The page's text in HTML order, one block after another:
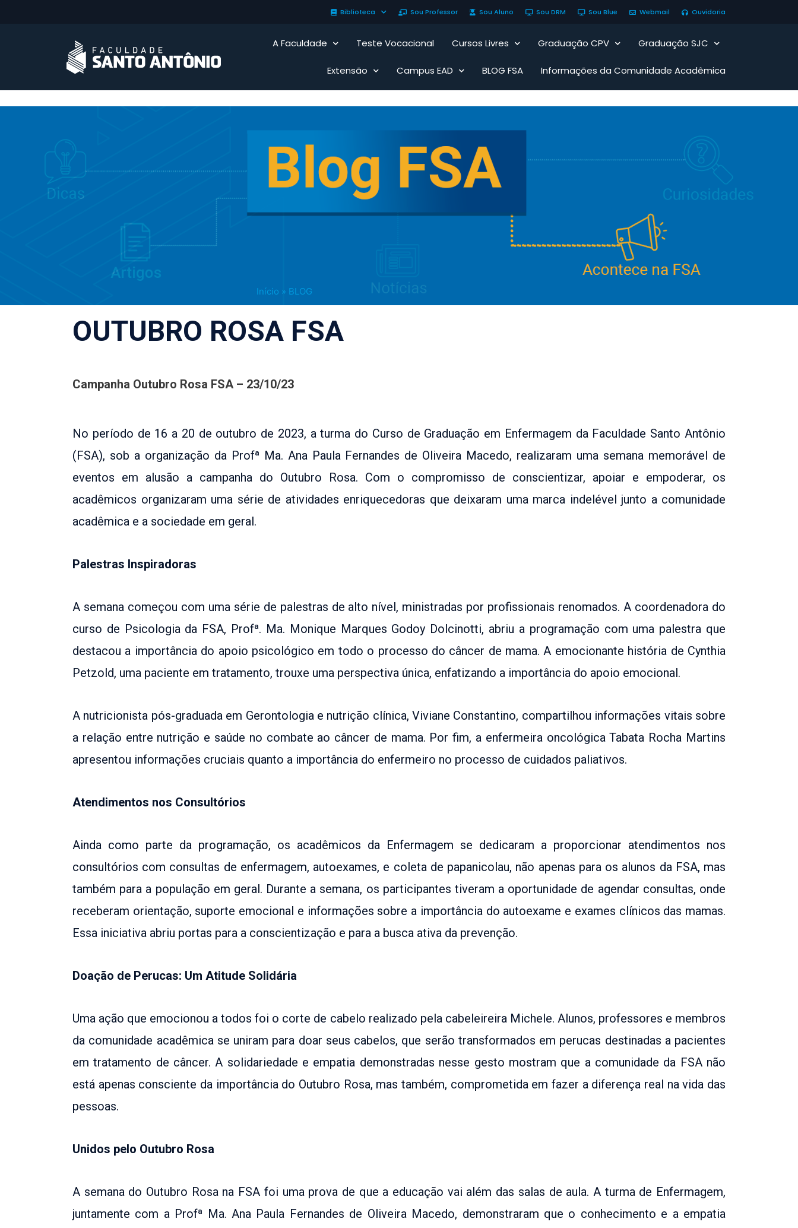
Biblioteca Sou Professor Sou Aluno Sou DRM Sou Blue Webmail Ouvidoria
A Faculdade Teste Vocacional Cursos Livres Graduação CPV Graduação SJC
Extensão Campus EAD BLOG FSA Informações da Comunidade Acadêmica
Início » BLOG
OUTUBRO ROSA FSA
Campanha Outubro Rosa FSA – 23/10/23
No período de 16 a 20 de outubro de 2023, a turma do Curso de Graduação em Enfermagem da Faculdade Santo Antônio
(FSA), sob a organização da Profª Ma. Ana Paula Fernandes de Oliveira Macedo, realizaram uma semana memorável de
eventos em alusão a campanha do Outubro Rosa. Com o compromisso de conscientizar, apoiar e empoderar, os
acadêmicos organizaram uma série de atividades enriquecedoras que deixaram uma marca indelével junto a comunidade
acadêmica e a sociedade em geral.
Palestras Inspiradoras
A semana começou com uma série de palestras de alto nível, ministradas por profissionais renomados. A coordenadora do
curso de Psicologia da FSA, Profª. Ma. Monique Marques Godoy Dolcinotti, abriu a programação com uma palestra que
destacou a importância do apoio psicológico em todo o processo do câncer de mama. A emocionante história de Cynthia
Petzold, uma paciente em tratamento, trouxe uma perspectiva única, enfatizando a importância do apoio emocional.
A nutricionista pós-graduada em Gerontologia e nutrição clínica, Viviane Constantino, compartilhou informações vitais sobre
a relação entre nutrição e saúde no combate ao câncer de mama. Por fim, a enfermeira oncológica Tabata Rocha Martins
apresentou informações cruciais quanto a importância do enfermeiro no processo de cuidados paliativos.
Atendimentos nos Consultórios
Ainda como parte da programação, os acadêmicos da Enfermagem se dedicaram a proporcionar atendimentos nos
consultórios com consultas de enfermagem, autoexames, e coleta de papanicolau, não apenas para os alunos da FSA, mas
também para a população em geral. Durante a semana, os participantes tiveram a oportunidade de agendar consultas, onde
receberam orientação, suporte emocional e informações sobre a importância do autoexame e exames clínicos das mamas.
Essa iniciativa abriu portas para a conscientização e para a busca ativa da prevenção.
Doação de Perucas: Um Atitude Solidária
Uma ação que emocionou a todos foi o corte de cabelo realizado pela cabeleireira Michele. Alunos, professores e membros
da comunidade acadêmica se uniram para doar seus cabelos, que serão transformados em perucas destinadas a pacientes
em tratamento de câncer. A solidariedade e empatia demonstradas nesse gesto mostram que a comunidade da FSA não
está apenas consciente da importância do Outubro Rosa, mas também, comprometida em fazer a diferença real na vida das
pessoas.
Unidos pelo Outubro Rosa
A semana do Outubro Rosa na FSA foi uma prova de que a educação vai além das salas de aula. A turma de Enfermagem,
juntamente com a Profª Ma. Ana Paula Fernandes de Oliveira Macedo, demonstraram que o conhecimento e a empatia